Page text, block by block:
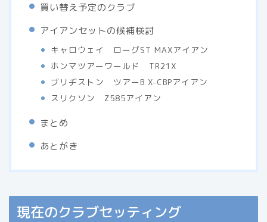
買い替え予定のクラブ
アイアンセットの候補検討
キャロウェイ ローグST MAXアイアン
ホンマツアーワールド TR21X
ブリヂストン ツアーB X-CBPアイアン
スリクソン Z585アイアン
まとめ
あとがき
現在のクラブセッティング